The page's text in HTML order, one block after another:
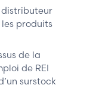
distributeur
produits
de la
de REI
surstock